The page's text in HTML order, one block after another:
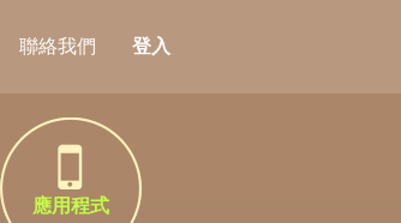
聯絡我們 登入
應用程式